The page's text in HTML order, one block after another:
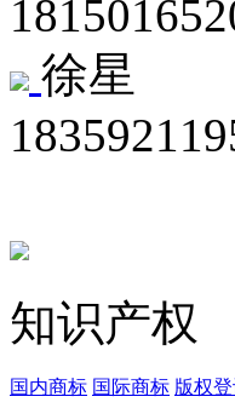
徐星
知识产权
国内商标 国际商标 版权